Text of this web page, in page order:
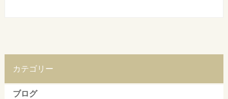
カテゴリー
ブログ